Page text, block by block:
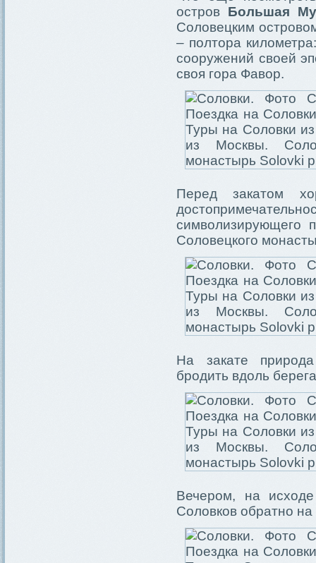
остров Большая
Соловецким
– полтора
сооружений своей
своя гора Фавор.
Перед закатом
символизирующего
Соловецкого
На закате
бродить вдоль
Вечером, на
Соловков обратно